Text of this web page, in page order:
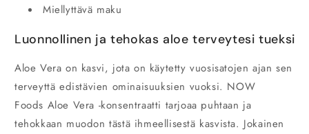
Miellyttävä maku
Luonnollinen ja tehokas aloe terveytesi tueksi
Aloe Vera on kasvi, jota on käytetty vuosisatojen ajan sen
terveyttä edistävien ominaisuuksien vuoksi. NOW
Foods Aloe Vera -konsentraatti tarjoaa puhtaan ja
tehokkaan muodon tästä ihmeellisestä kasvista. Jokainen